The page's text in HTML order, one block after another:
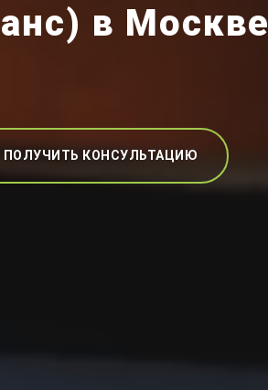
в Москве
ПОЛУЧИТЬ КОНСУЛЬТАЦИЮ